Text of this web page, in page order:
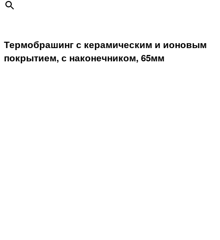
Термобрашинг с керамическим и ионовым
покрытием, с наконечником, 65мм